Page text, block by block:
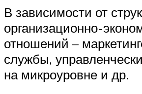
В зависимости от
организационно-
отношений –
службы,
на микроуровне и др.